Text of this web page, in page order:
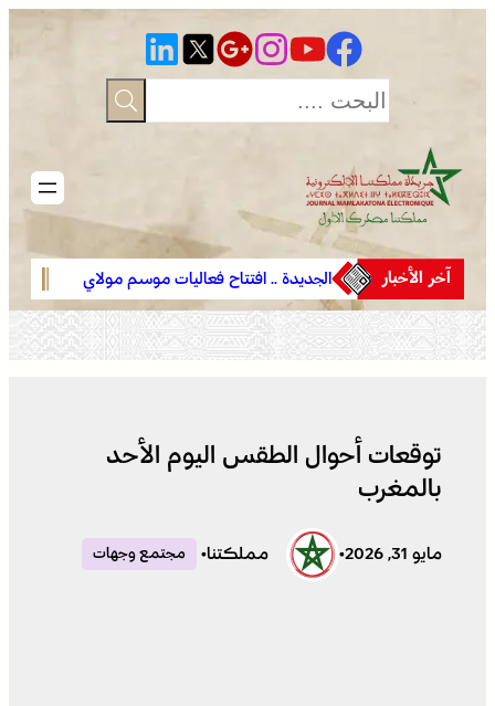
آخر الأخبارمولاي
الجديدة .. افتتاح فعاليات موسم مولاي
عبد الله أمغار
توقعات أحوال الطقس اليوم الأحد
بالمغرب
مايو 31, 2026 • مملكتنا• مجتمع وجهات